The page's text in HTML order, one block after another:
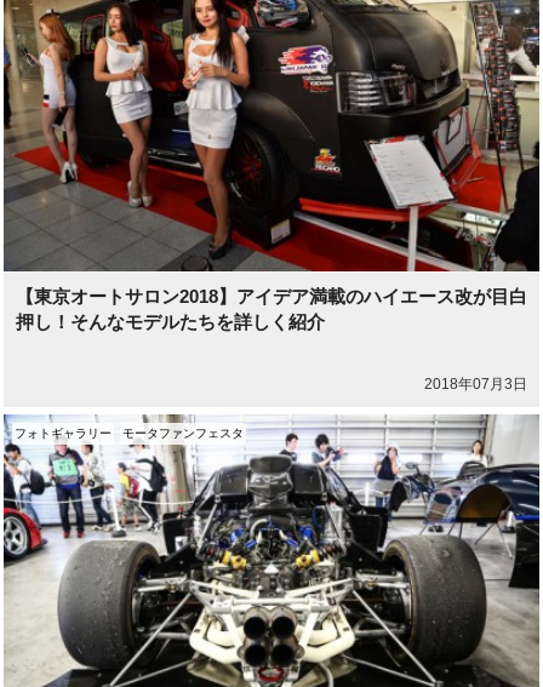
【東京オートサロン2018】アイデア満載のハイエース改が目白
押し！そんなモデルたちを詳しく紹介
2018年07月3日
フォトギャラリー モータファンフェスタ